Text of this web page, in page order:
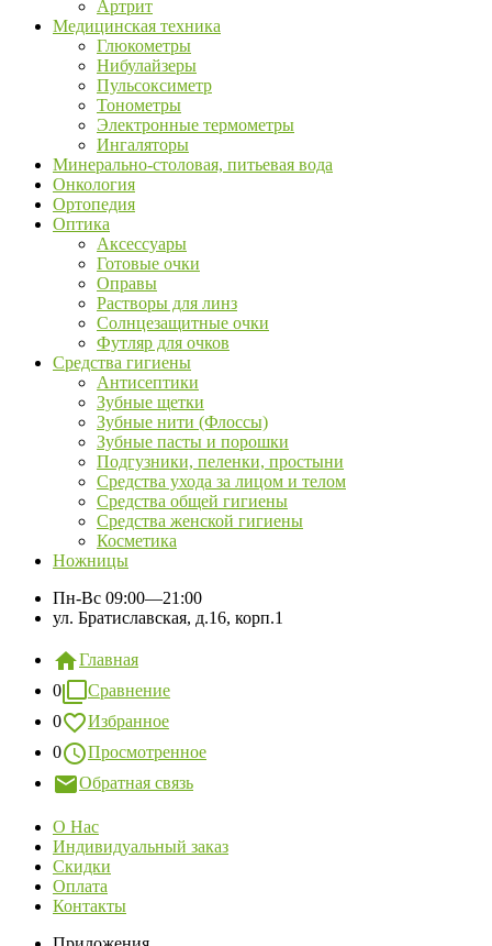
Артрит
Медицинская техника
Глюкометры
Нибулайзеры
Пульсоксиметр
Тонометры
Электронные термометры
Ингаляторы
Минерально-столовая, питьевая вода
Онкология
Ортопедия
Оптика
Аксессуары
Готовые очки
Оправы
Растворы для линз
Солнцезащитные очки
Футляр для очков
Средства гигиены
Антисептики
Зубные щетки
Зубные нити (Флоссы)
Зубные пасты и порошки
Подгузники, пеленки, простыни
Средства ухода за лицом и телом
Средства общей гигиены
Средства женской гигиены
Косметика
Ножницы
Пн-Вс 09:00—21:00
ул. Братиславская, д.16, корп.1
Главная
0
Сравнение
0
Избранное
0
Просмотренное
Обратная связь
О Нас
Индивидуальный заказ
Скидки
Оплата
Контакты